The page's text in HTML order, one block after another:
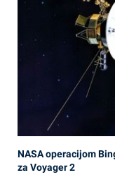
NASA operacijom
za Voyager 2